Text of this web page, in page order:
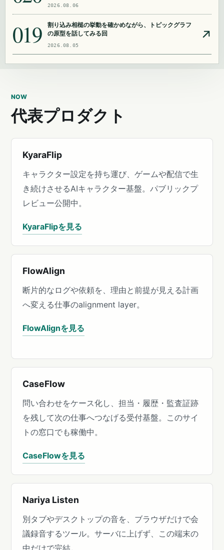
2026.08.06
019
割り込み相槌の挙動を確かめながら、トピックグラフ
の原型を話してみる回
2026.08.05
NOW
代表プロダクト
KyaraFlip
キャラクター設定を持ち運び、ゲームや配信で生
き続けさせるAIキャラクター基盤。パブリックプ
レビュー公開中。
KyaraFlipを見る
FlowAlign
断片的なログや依頼を、理由と前提が見える計画
へ変える仕事のalignment layer。
FlowAlignを見る
CaseFlow
問い合わせをケース化し、担当・履歴・監査証跡
を残して次の仕事へつなげる受付基盤。このサイ
トの窓口でも稼働中。
CaseFlowを見る
Nariya Listen
別タブやデスクトップの音を、ブラウザだけで会
議録音するツール。サーバに上げず、この端末の
中だけで完結。